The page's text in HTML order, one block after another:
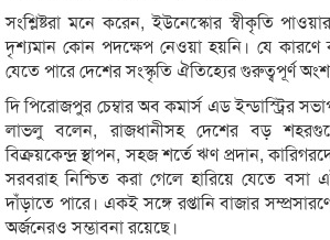
সংশ্লিষ্টরা মনে করেন, ইউনেস্কোর স্বীকৃতি
দৃশ্যমান কোন পদক্ষেপ নেওয়া হয়নি। যে কারণে
যেতে পারে দেশের সংস্কৃতি ঐতিহ্যের গুরুত্বপূর্ণ
দি পিরোজপুর চেম্বার অব কমার্স এড ইন্ডাস্ট্রির
লাভলু বলেন, রাজধানীসহ দেশের বড়
বিক্রয়কেন্দ্র স্থাপন, সহজ শর্তে ঋণ প্রদান,
সরবরাহ নিশ্চিত করা গেলে হারিয়ে যেতে
দাঁড়াতে পারে। একই সঙ্গে রপ্তানি বাজার
অর্জনেরও সম্ভাবনা রয়েছে।